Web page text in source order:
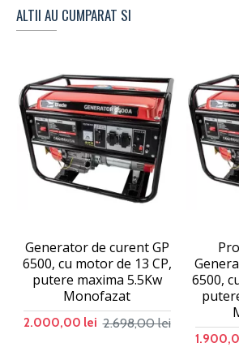
ALTII AU CUMPARAT SI
Generator de curent GP
6500, cu motor de 13 CP,
putere maxima 5.5Kw
Monofazat
2.000,00 lei 2.698,00 lei
6500,